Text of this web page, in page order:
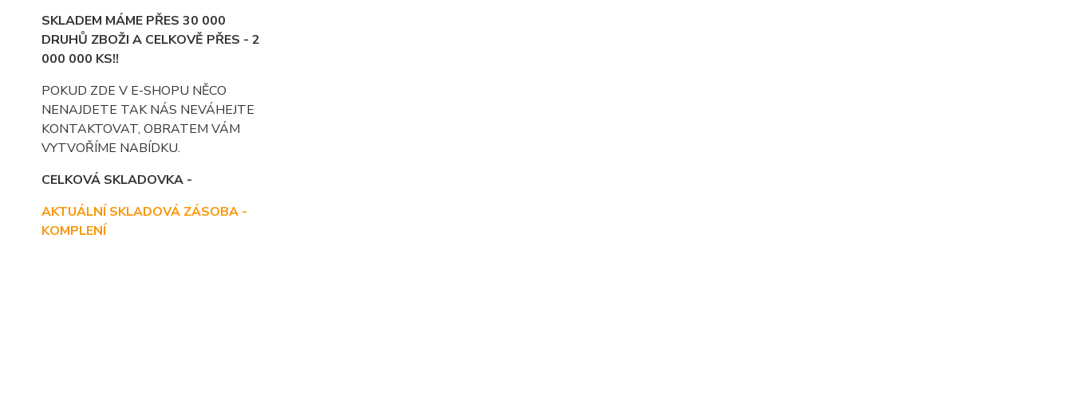
SKLADEM MÁME PŘES 30 000
DRUHŮ ZBOŽI A CELKOVĚ PŘES - 2
000 000 KS!!
POKUD ZDE V E-SHOPU NĚCO
NENAJDETE TAK NÁS NEVÁHEJTE
KONTAKTOVAT, OBRATEM VÁM
VYTVOŘÍME NABÍDKU.
CELKOVÁ SKLADOVKA -
AKTUÁLNÍ SKLADOVÁ ZÁSOBA -
KOMPLENÍ